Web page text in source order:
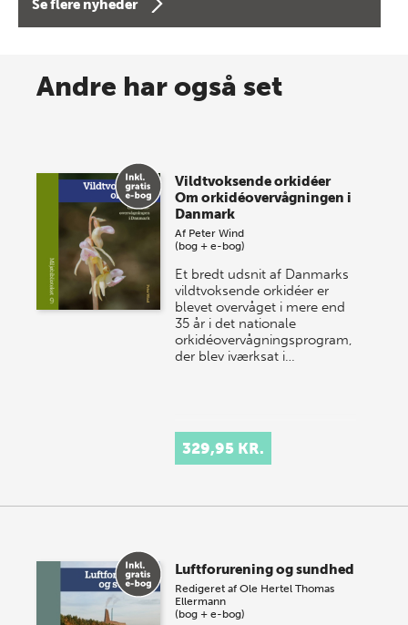
Spar op til 70% til sommer-
store sommer-lagersalg, så sæt kryds i kalenderen
onsdag den 10. j…
Se flere nyheder
Andre har også set
Vildtvoksende orkidéer
Om orkidéovervågningen i
Danmark
Af Peter Wind
(bog + e-bog)
Et bredt udsnit af Danmarks
vildtvoksende orkidéer er
blevet overvåget i mere end
35 år i det nationale
orkidéovervågningsprogram,
der blev iværksat i…
329,95 KR.
Luftforurening og sundhed
Redigeret afOle Hertel Thomas
Ellermann
(bog + e-bog)